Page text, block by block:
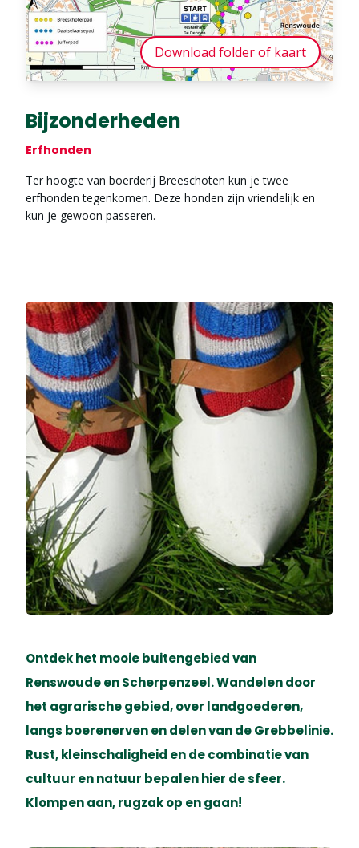
Ontdek het mooie buitengebied van
Renswoude en Scherpenzeel. Wandelen door
het agrarische gebied, over landgoederen,
langs boerenerven en delen van de Grebbelinie.
Rust, kleinschaligheid en de combinatie van
cultuur en natuur bepalen hier de sfeer.
Klompen aan, rugzak op en gaan!
Download folder of kaart
Bijzonderheden
Erfhonden
Ter hoogte van boerderij Breeschoten kun je twee
erfhonden tegenkomen. Deze honden zijn vriendelijk en
kun je gewoon passeren.